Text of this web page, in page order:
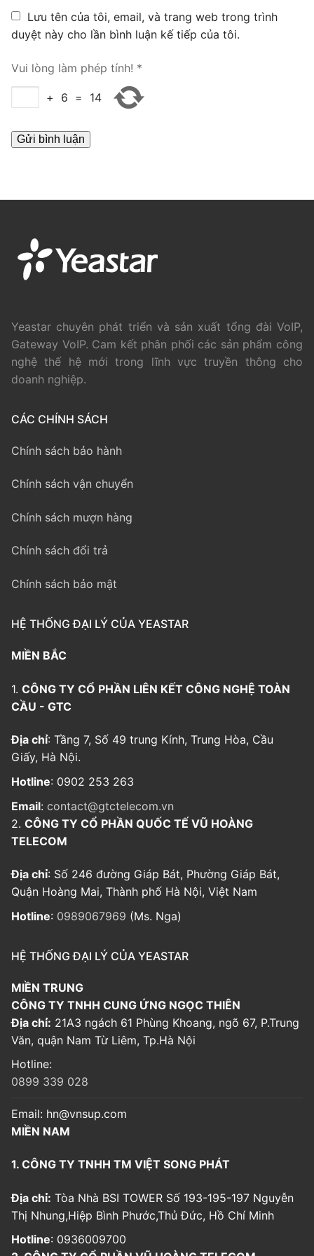
PRI VoIP Gateway TE100
PRI VoIP Gateway TE200
BRI VoIP Gateway
LIÊN HỆ
TIN TỨC
Lưu tên của tôi, email, và trang web trong trình
duyệt này cho lần bình luận kế tiếp của tôi.
Vui lòng làm phép tính! *
+ 6 = 14
Yeastar chuyên phát triển và sản xuất tổng đài VoIP,
Gateway VoIP. Cam kết phân phối các sản phẩm công
nghệ thế hệ mới trong lĩnh vực truyền thông cho
doanh nghiệp.
CÁC CHÍNH SÁCH
Chính sách bảo hành
Chính sách vận chuyển
Chính sách mượn hàng
Chính sách đổi trả
Chính sách bảo mật
HỆ THỐNG ĐẠI LÝ CỦA YEASTAR
MIỀN BẮC
1. CÔNG TY CỔ PHẦN LIÊN KẾT CÔNG NGHỆ TOÀN
CẦU - GTC
Địa chỉ: Tầng 7, Số 49 trung Kính, Trung Hòa, Cầu
Giấy, Hà Nội.
Hotline: 0902 253 263
Email: contact@gtctelecom.vn
2. CÔNG TY CỔ PHẦN QUỐC TẾ VŨ HOÀNG
TELECOM
Địa chỉ: Số 246 đường Giáp Bát, Phường Giáp Bát,
Quận Hoàng Mai, Thành phố Hà Nội, Việt Nam
Hotline: 0989067969 (Ms. Nga)
HỆ THỐNG ĐẠI LÝ CỦA YEASTAR
MIỀN TRUNG
CÔNG TY TNHH CUNG ỨNG NGỌC THIÊN
Địa chỉ: 21A3 ngách 61 Phùng Khoang, ngõ 67, P.Trung
Văn, quận Nam Từ Liêm, Tp.Hà Nội
Hotline:
0899 339 028
Email: hn@vnsup.com
MIỀN NAM
1. CÔNG TY TNHH TM VIỆT SONG PHÁT
Địa chỉ: Tòa Nhà BSI TOWER Số 193-195-197 Nguyễn
Thị Nhung,Hiệp Bình Phước,Thủ Đức, Hồ Chí Minh
Hotline: 0936009700